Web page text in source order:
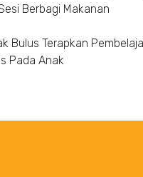
Berbagi Makanan
Bulus Terapkan
Pada Anak